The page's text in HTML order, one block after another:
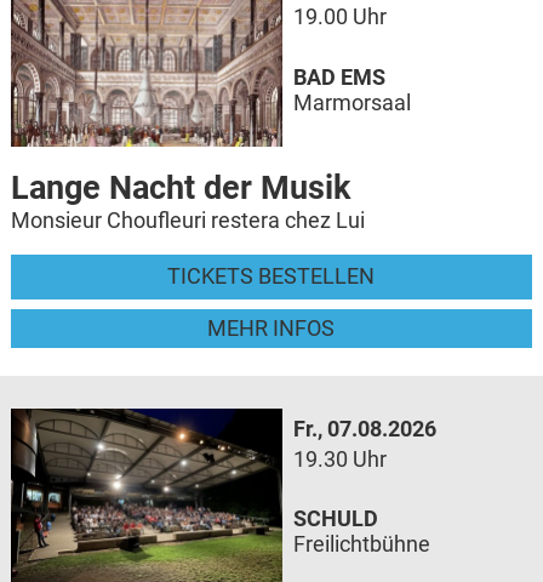
19.00 Uhr
Lange Nacht der Musik
Monsieur Choufleuri restera chez Lui
TICKETS BESTELLEN
MEHR INFOS
BAD EMS
Marmorsaal
Fr., 07.08.2026
19.30 Uhr
SCHULD
Freilichtbühne